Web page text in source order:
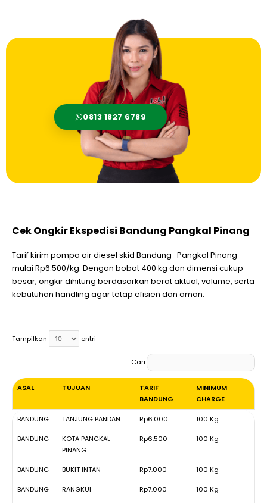
0813 1827 6789
Cek Ongkir Ekspedisi Bandung Pangkal Pinang
Tarif kirim pompa air diesel skid Bandung–Pangkal Pinang
mulai Rp6.500/kg. Dengan bobot 400 kg dan dimensi cukup
besar, ongkir dihitung berdasarkan berat aktual, volume, serta
kebutuhan handling agar tetap efisien dan aman.
Tampilkan entri
Cari:
ASAL TUJUAN
TARIF
BANDUNG
MINIMUM
CHARGE
ASAL
TUJUAN
TARIF
BANDUNG
MINIMUM
CHARGE
BANDUNG TANJUNG PANDAN Rp6.000 100 Kg
BANDUNG
KOTA PANGKAL
PINANG
Rp6.500 100 Kg
BANDUNG BUKIT INTAN Rp7.000 100 Kg
BANDUNG RANGKUI Rp7.000 100 Kg